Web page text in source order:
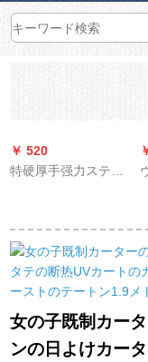
￥ 520
特硬厚手强力スティ
トバック30个
女の子既制カー
ンの日よけカー